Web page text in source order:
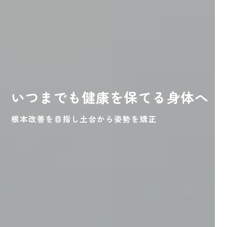
いつまでも健康を保てる身体へ
根本改善を目指し土台から姿勢を矯正